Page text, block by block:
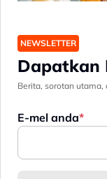
NEWSLETTER
Dapatkan
Berita, sorotan
E-mel anda